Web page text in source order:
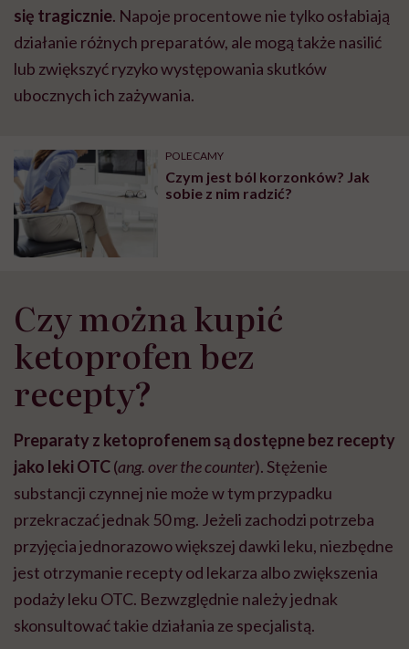
się tragicznie. Napoje procentowe nie tylko osłabiają
działanie różnych preparatów, ale mogą także nasilić
lub zwiększyć ryzyko występowania skutków
ubocznych ich zażywania.
POLECAMY
Czym jest ból korzonków? Jak
sobie z nim radzić?
Czy można kupić
ketoprofen bez
recepty?
Preparaty z ketoprofenem są dostępne bez recepty
jako leki OTC(ang. over the counter).Stężenie
substancji czynnej nie może w tym przypadku
przekraczać jednak 50 mg. Jeżeli zachodzi potrzeba
przyjęcia jednorazowo większej dawki leku, niezbędne
jest otrzymanie recepty od lekarza albo zwiększenia
podaży leku OTC. Bezwzględnie należy jednak
skonsultować takie działania ze specjalistą.